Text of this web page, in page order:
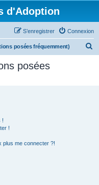
d'Adoption
Connexion
S’enregistrer
posées fréquemment)
posées
!
!
plus me connecter ?!